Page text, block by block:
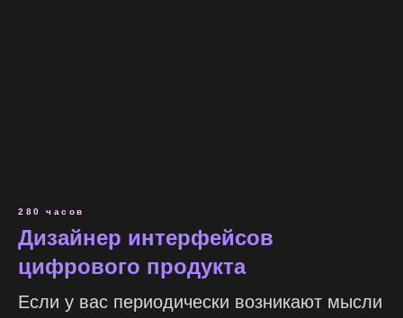
280 часов
Дизайнер интерфейсов
цифрового продукта
Если у вас периодически возникают мысли